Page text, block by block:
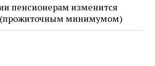
пенсионерам изменится
минимумом)